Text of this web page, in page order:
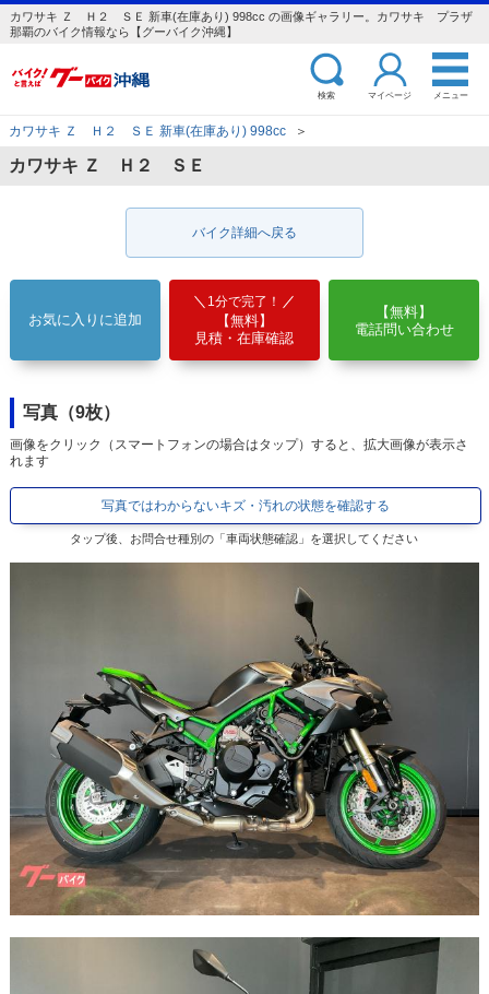
カワサキ Ｚ Ｈ２ ＳＥ 新車(在庫あり) 998cc の画像ギャラリー。カワサキ プラザ
那覇のバイク情報なら【グーバイク沖縄】
検索 マイページ メニュー
カワサキ Ｚ Ｈ２ ＳＥ 新車(在庫あり) 998cc ＞
カワサキ Ｚ Ｈ２ ＳＥ
バイク詳細へ戻る
お気に入りに追加
1分で完了！
【無料】
見積・在庫確認
【無料】
電話問い合わせ
写真（9枚）
画像をクリック（スマートフォンの場合はタップ）すると、拡大画像が表示さ
れます
写真ではわからないキズ・汚れの状態を確認する
タップ後、お問合せ種別の「車両状態確認」を選択してください